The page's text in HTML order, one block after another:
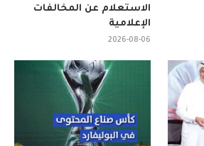
الاستعلام عن المخالفات
الإعلامية
2026-08-06